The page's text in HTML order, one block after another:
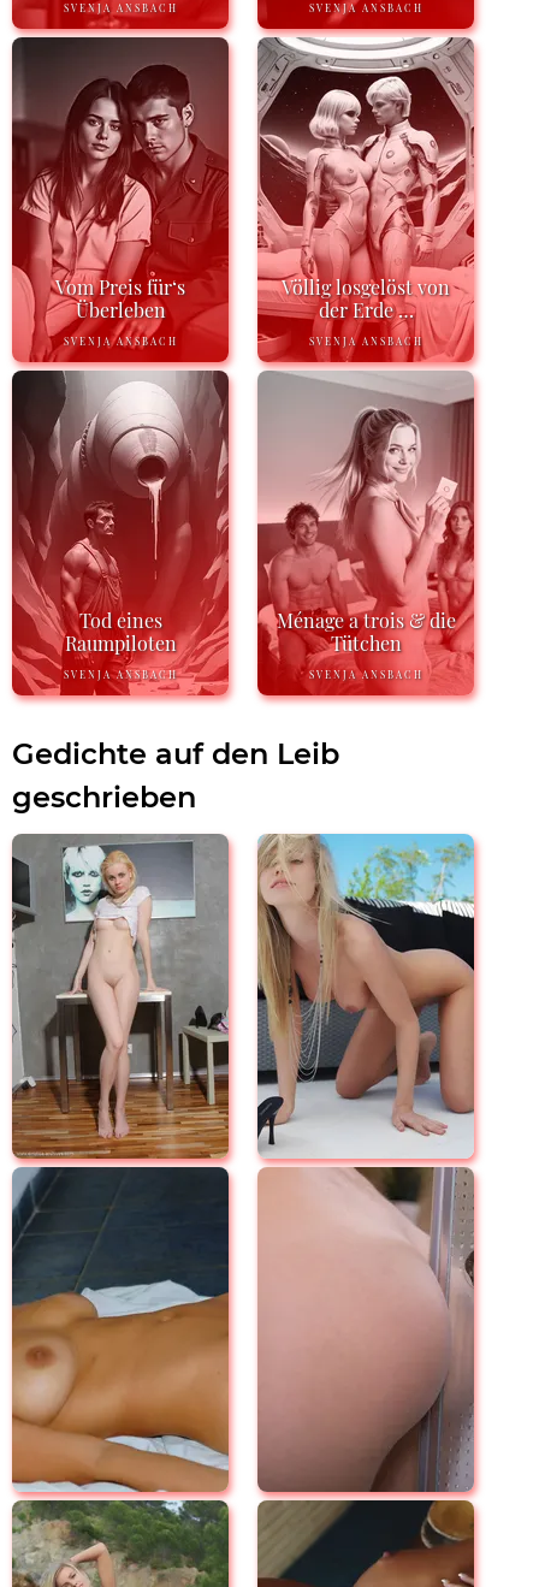
SVENJA ANSBACH SVENJA ANSBACH
Vom Preis für‘s
Überleben
SVENJA ANSBACH
Völlig losgelöst von
der Erde …
SVENJA ANSBACH
Tod eines
Raumpiloten
SVENJA ANSBACH
Ménage a trois & die
Tütchen
SVENJA ANSBACH
Gedichte auf den Leib
geschrieben